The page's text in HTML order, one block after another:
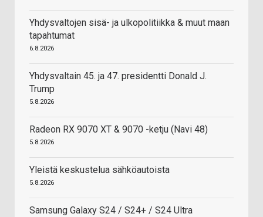
Yhdysvaltojen sisä- ja ulkopolitiikka & muut maan
tapahtumat
6.8.2026
Yhdysvaltain 45. ja 47. presidentti Donald J.
Trump
5.8.2026
Radeon RX 9070 XT & 9070 -ketju (Navi 48)
5.8.2026
Yleistä keskustelua sähköautoista
5.8.2026
Samsung Galaxy S24 / S24+ / S24 Ultra